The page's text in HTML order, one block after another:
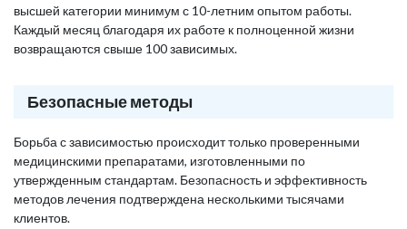
высшей категории минимум с 10-летним опытом работы.
Каждый месяц благодаря их работе к полноценной жизни
возвращаются свыше 100 зависимых.
Безопасные методы
Борьба с зависимостью происходит только проверенными
медицинскими препаратами, изготовленными по
утвержденным стандартам. Безопасность и эффективность
методов лечения подтверждена несколькими тысячами
клиентов.